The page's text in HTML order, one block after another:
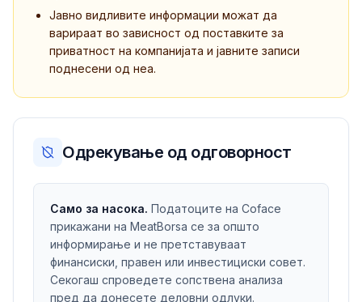
Јавно видливите информации можат да
варираат во зависност од поставките за
приватност на компанијата и јавните записи
поднесени од неа.
Одрекување од одговорност
Само за насока. Податоците на Coface
прикажани на MeatBorsa се за општо
информирање и не претставуваат
финансиски, правен или инвестициски совет.
Секогаш спроведете сопствена анализа
пред да донесете деловни одлуки.